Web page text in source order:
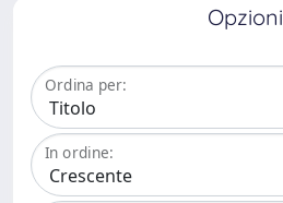
Opzioni
Ordina per:
In ordine: